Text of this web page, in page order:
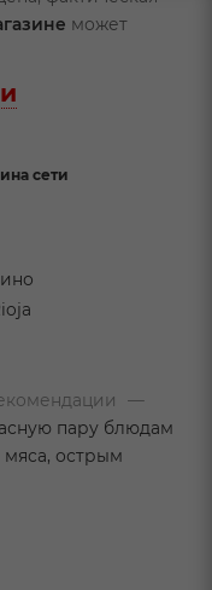
может
сети
—
пару блюдам
мяса, острым